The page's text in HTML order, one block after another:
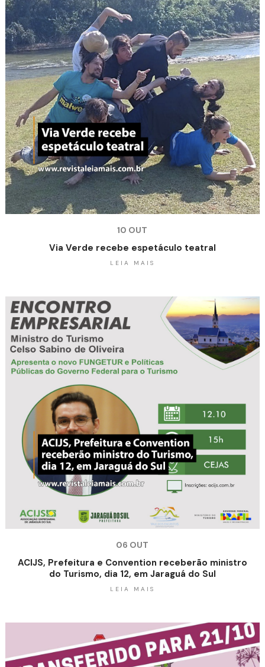
10 OUT
Via Verde recebe espetáculo teatral
LEIA MAIS
06 OUT
ACIJS, Prefeitura e Convention receberão ministro
do Turismo, dia 12, em Jaraguá do Sul
LEIA MAIS